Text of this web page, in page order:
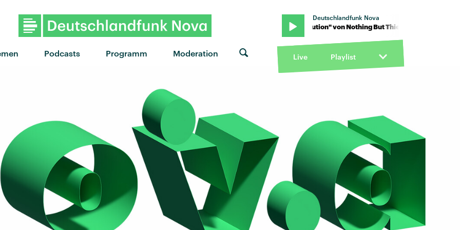
Podcasts Programm Moderation
Deutschlandfunk Nova
"Evolution" von Nothing But Thieves · "Evolution" von Nothing But Thieves · "Evolution" von Nothing
Live Playlist